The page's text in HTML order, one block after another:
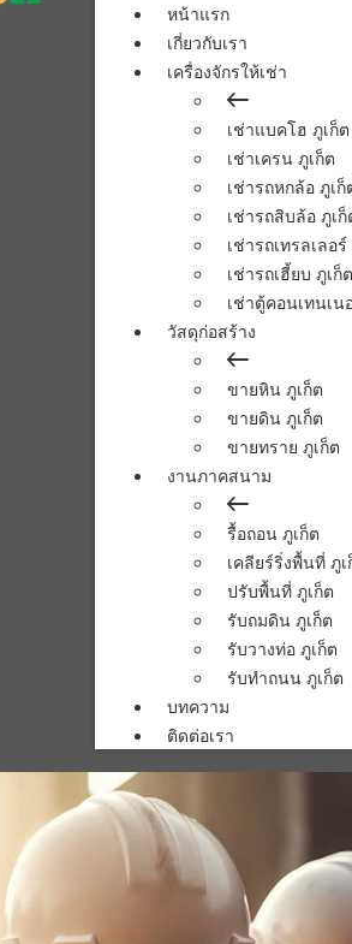
หน้าแรก
เกี่ยวกับเรา
เครื่องจักรให้เช่า
เช่าแบคโฮ ภูเก็ต
เช่าเครน ภูเก็ต
เช่ารถหกล้อ ภูเก็
เช่ารถสิบล้อ ภูเ
เช่ารถเทรลเลอ
เช่ารถเฮี้ยบ ภูเก็ต
เช่าตู้คอนเทนเน
วัสดุก่อสร้าง
ขายหิน ภูเก็ต
ขายดิน ภูเก็ต
ขายทราย ภูเก็ต
งานภาคสนาม
รื้อถอน ภูเก็ต
เคลียร์ริ่งพื้นที่ ภู
ปรับพื้นที่ ภูเก็ต
รับถมดิน ภูเก็ต
รับวางท่อ ภูเก็ต
รับทำถนน ภูเก็ต
บทความ
ติดต่อเรา